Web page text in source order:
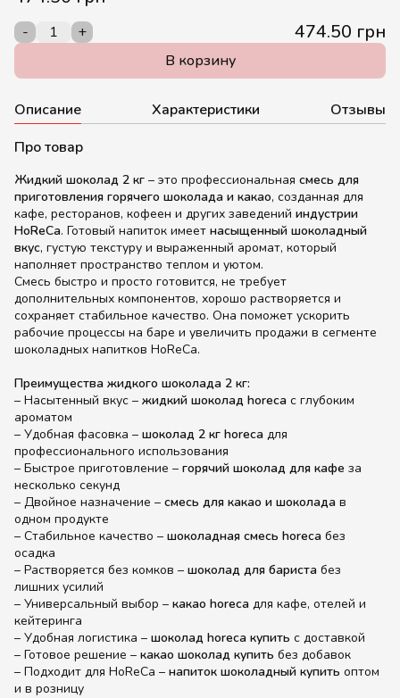
- + 474.50 грн
В корзину
Описание Характеристики
Отзывы
Про товар
Жидкий шоколад 2 кг – это профессиональная смесь для
приготовления горячего шоколада и какао, созданная для
кафе, ресторанов, кофеен и других заведений индустрии
HoReCa. Готовый напиток имеет насыщенный шоколадный
вкус, густую текстуру и выраженный аромат, который
наполняет пространство теплом и уютом.
Смесь быстро и просто готовится, не требует
дополнительных компонентов, хорошо растворяется и
сохраняет стабильное качество. Она поможет ускорить
рабочие процессы на баре и увеличить продажи в сегменте
шоколадных напитков HoReCa.
Преимущества жидкого шоколада 2 кг:
– Насытенный вкус – жидкий шоколад horeca с глубоким
ароматом
– Удобная фасовка – шоколад 2 кг horeca для
профессионального использования
– Быстрое приготовление – горячий шоколад для кафе за
несколько секунд
– Двойное назначение – смесь для какао и шоколада в
одном продукте
– Стабильное качество – шоколадная смесь horeca без
осадка
– Растворяется без комков – шоколад для бариста без
лишних усилий
– Универсальный выбор – какао horeca для кафе, отелей и
кейтеринга
– Удобная логистика – шоколад horeca купить с доставкой
– Готовое решение – какао шоколад купить без добавок
– Подходит для HoReCa – напиток шоколадный купить оптом
и в розницу